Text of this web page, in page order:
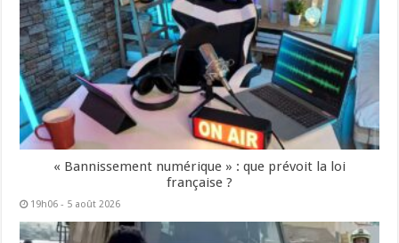
« Bannissement numérique » : que prévoit la loi
française ?
19h06 - 5 août 2026